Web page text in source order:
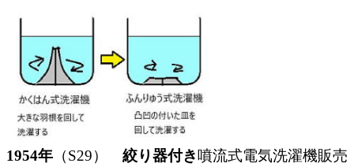
1954年 （S29） 絞り器付き 噴流式電気洗濯機販売